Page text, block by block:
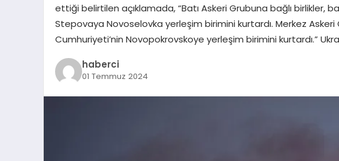
ettiği belirtilen açıklamada, “Batı Askeri Grubuna bağlı birlikler,
Stepovaya Novoselovka yerleşim birimini kurtardı. Merkez Askeri
Cumhuriyeti’nin Novopokrovskoye yerleşim birimini kurtardı.”
haberci
01 Temmuz 2024